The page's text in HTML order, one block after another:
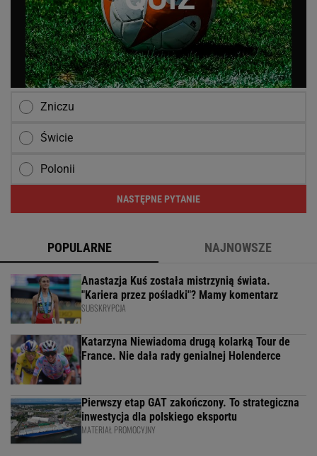
Zniczu
Świcie
Polonii
NASTĘPNE PYTANIE
POPULARNE NAJNOWSZE
Anastazja Kuś została mistrzynią świata.
"Kariera przez pośladki"? Mamy komentarz
SUBSKRYPCJA
Katarzyna Niewiadoma drugą kolarką Tour de
France. Nie dała rady genialnej Holenderce
Pierwszy etap GAT zakończony. To strategiczna
inwestycja dla polskiego eksportu
MATERIAŁ PROMOCYJNY